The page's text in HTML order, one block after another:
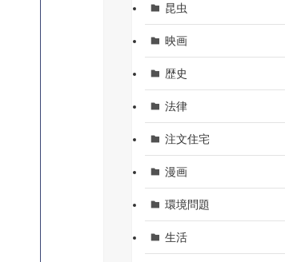
昆虫
映画
歴史
法律
注文住宅
漫画
環境問題
生活